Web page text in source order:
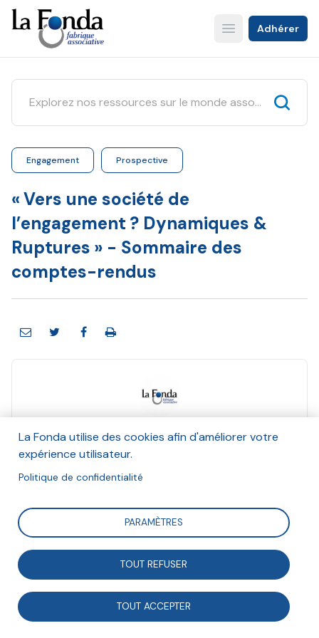
Aller
au
contenu
principal
Open main menu
Adhérer
Engagement Prospective
« Vers une société de
l’engagement ? Dynamiques &
Ruptures » - Sommaire des
comptes-rendus
Et Marion Ducasse, Laurence de Nervaux,
Christine Duval, Valérie Comblez, Pierre-Antoine
Marti, Yaël Benayoun, Valérie Paumier, Alexandre
Zitvogel, Jean-Baptiste Hazo, Nathalie Roudaut,
Yannick Blanc, Agathe Leblais, Charlotte Debray,
Hannah Olivetti
Mars 2024
La Fonda utilise des cookies afin d'améliorer votre
expérience utilisateur.
Politique de confidentialité
PARAMÈTRES
TOUT REFUSER
TOUT ACCEPTER